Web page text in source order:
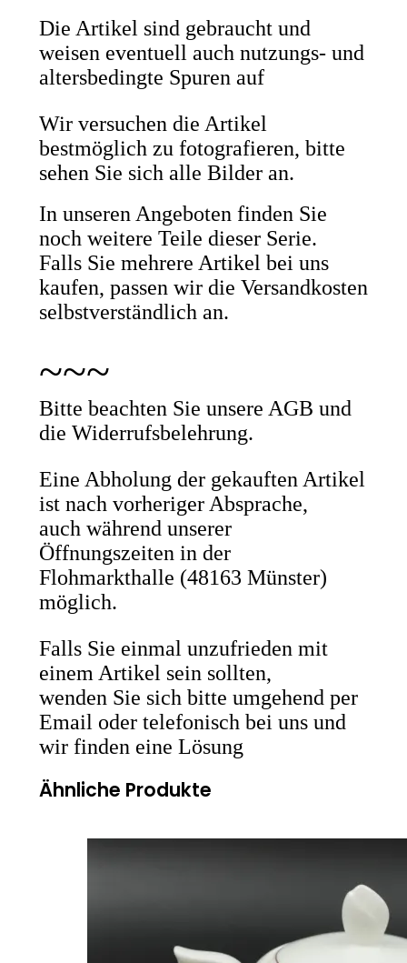
Die Artikel sind gebraucht und
weisen eventuell auch nutzungs- und
altersbedingte Spuren auf
Wir versuchen die Artikel
bestmöglich zu fotografieren, bitte
sehen Sie sich alle Bilder an.
In unseren Angeboten finden Sie
noch weitere Teile dieser Serie.
Falls Sie mehrere Artikel bei uns
kaufen, passen wir die Versandkosten
selbstverständlich an.
~~~
Bitte beachten Sie unsere AGB und
die Widerrufsbelehrung.
Eine Abholung der gekauften Artikel
ist nach vorheriger Absprache,
auch während unserer
Öffnungszeiten in der
Flohmarkthalle (48163 Münster)
möglich.
Falls Sie einmal unzufrieden mit
einem Artikel sein sollten,
wenden Sie sich bitte umgehend per
Email oder telefonisch bei uns und
wir finden eine Lösung
Ähnliche Produkte